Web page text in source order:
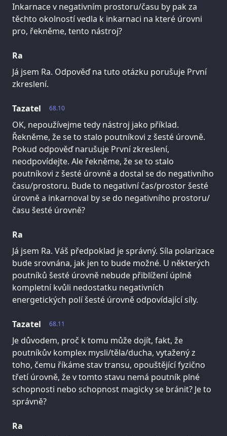
Inkarnace v negativním prostoru/času by pak za
těchto okolností vedla k inkarnaci na které úrovni
pro, řekněme, tento nástroj?
Ra
Já jsem Ra. Odpověď na tuto otázku porušuje První
zkreslení.
68.10
Tazatel
OK, nepoužívejme tedy nástroj jako příklad.
Řekněme, že se to stalo poutníkovi z šesté úrovně.
Pokud odpověď narušuje První zkreslení,
neodpovídejte. Ale řekněme, že se to stalo
poutníkovi z šesté úrovně a dostal se do negativního
času/prostoru. Bude to negativní čas/prostor šesté
úrovně a inkarnoval by se do negativního prostoru/
času šesté úrovně?
Ra
Já jsem Ra. Váš předpoklad je správný. Síla polarizace
bude srovnána, jak jen to bude možné. U některých
poutníků šesté úrovně nebude přiblížení úplně
kompletní kvůli nedostatku negativních
energetických polí šesté úrovně odpovídající síly.
68.11
Tazatel
Je důvodem, proč k tomu může dojít, fakt, že
poutníkův komplex mysli/těla/ducha, vytažený z
toho, čemu říkáme stav transu, opouštějící fyzično
třetí úrovně, že v tomto stavu nemá poutník plné
schopnosti nebo schopnost magicky se bránit? Je to
správně?
Ra